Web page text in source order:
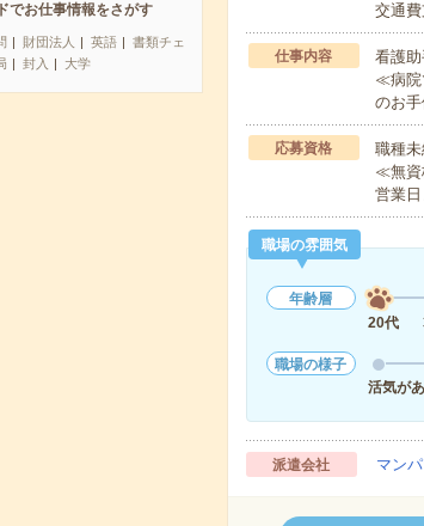
でお仕事情報をさがす
財団法人 英語
書類チェ
封入 大学
交通
仕事内容
看護助
≪病院
のお
応募資格
職種
≪無資
営業
職場の雰囲気
年齢層
20代
職場の様子
活気が
派遣会社 マン